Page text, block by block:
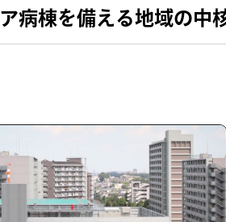
病棟を備える地域の中